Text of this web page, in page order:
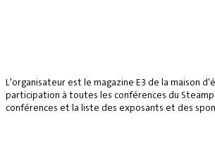
L'organisateur est le magazine E3 de la maison
participation à toutes les conférences du
conférences et la liste des exposants et des